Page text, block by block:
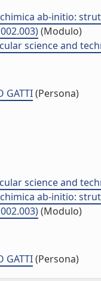
ab-initio:
(Modulo)
science and
GATTI(Persona)
science and
ab-initio:
(Modulo)
GATTI(Persona)